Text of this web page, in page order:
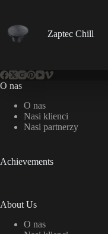
Zaptec Chill
O nas
O nas
Nasi klienci
Nasi partnerzy
Achievements
About Us
O nas